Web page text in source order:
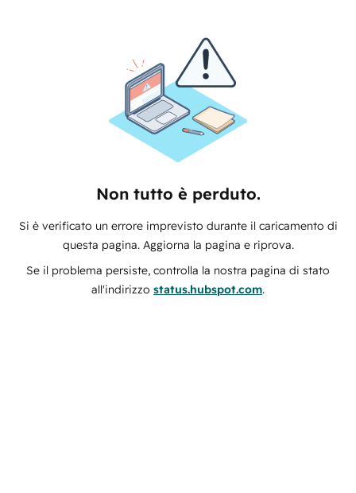
Non tutto è perduto.
Si è verificato un errore imprevisto durante il caricamento di
questa pagina. Aggiorna la pagina e riprova.
Se il problema persiste, controlla la nostra pagina di stato
all'indirizzo status.hubspot.com.